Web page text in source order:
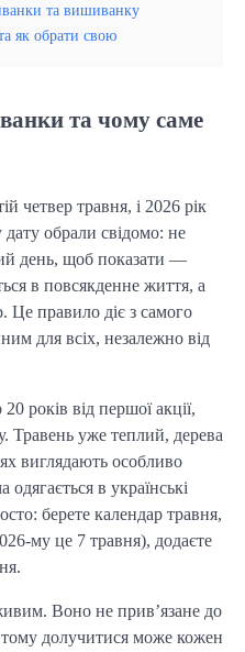
та вишиванку
як обрати свою
та чому саме
четвер травня, і 2026 рік
обрали свідомо: не
день, щоб показати —
в повсякденне життя, а
Це правило діє з самого
для всіх, незалежно від
років від першої акції,
Травень уже теплий, дерева
виглядають особливо
в українські
берете календар травня,
му це 7 травня), додаєте
Воно не прив’язане до
долучитися може кожен